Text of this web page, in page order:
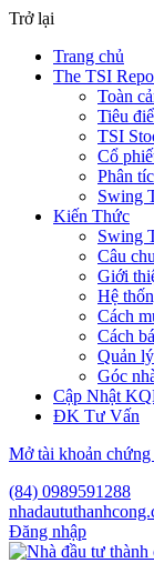
Trở lại
Trang chủ
The TSI
Toàn
Tiêu
TSI
Cổ
Phân
Swing
Kiến Thức
Swing
Câu
Giới
Hệ
Cách
Cách
Quản
Góc
Cập Nhật
ĐK Tư Vấn
Mở tài khoản chứng
(84) 0989591288
Đăng nhập